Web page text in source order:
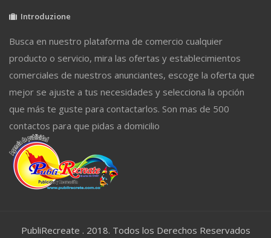
Introduzione
Busca en nuestro plataforma de comercio cualquier
producto o servicio, mira las ofertas y establecimientos
comerciales de nuestros anunciantes, escoge la oferta que
mejor se ajuste a tus necesidades y selecciona la opción
que más te guste para contactarlos. Son mas de 500
contactos para que pidas a domicilio
PubliRecreate . 2018. Todos los Derechos Reservados